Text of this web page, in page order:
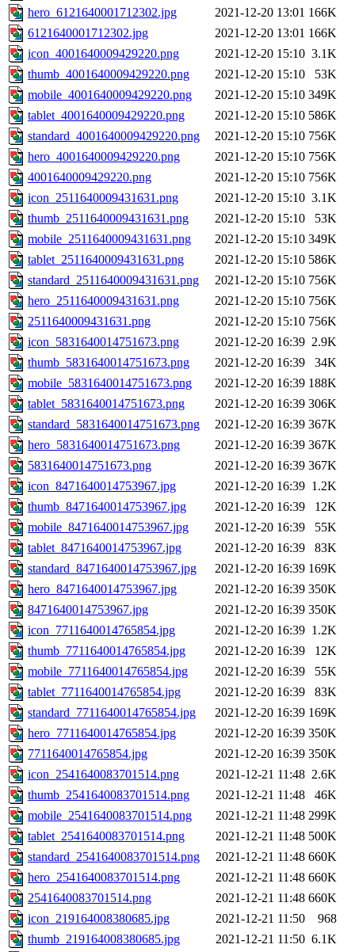
hero_6121640001712302.jpg
2021-12-20 13:01 166K
6121640001712302.jpg
2021-12-20 13:01 166K
icon_4001640009429220.png
2021-12-20 15:10 3.1K
thumb_4001640009429220.png
2021-12-20 15:10
53K
mobile_4001640009429220.png
2021-12-20 15:10 349K
tablet_4001640009429220.png
2021-12-20 15:10 586K
standard_4001640009429220.png
2021-12-20 15:10 756K
hero_4001640009429220.png
2021-12-20 15:10 756K
4001640009429220.png
2021-12-20 15:10 756K
icon_2511640009431631.png
2021-12-20 15:10 3.1K
thumb_2511640009431631.png
2021-12-20 15:10
53K
mobile_2511640009431631.png
2021-12-20 15:10 349K
tablet_2511640009431631.png
2021-12-20 15:10 586K
standard_2511640009431631.png
2021-12-20 15:10 756K
hero_2511640009431631.png
2021-12-20 15:10 756K
2511640009431631.png
2021-12-20 15:10 756K
icon_5831640014751673.png
2021-12-20 16:39 2.9K
thumb_5831640014751673.png
2021-12-20 16:39
34K
mobile_5831640014751673.png
2021-12-20 16:39 188K
tablet_5831640014751673.png
2021-12-20 16:39 306K
standard_5831640014751673.png
2021-12-20 16:39 367K
hero_5831640014751673.png
2021-12-20 16:39 367K
5831640014751673.png
2021-12-20 16:39 367K
icon_8471640014753967.jpg
2021-12-20 16:39 1.2K
thumb_8471640014753967.jpg
2021-12-20 16:39
12K
mobile_8471640014753967.jpg
2021-12-20 16:39
55K
tablet_8471640014753967.jpg
2021-12-20 16:39
83K
standard_8471640014753967.jpg
2021-12-20 16:39 169K
hero_8471640014753967.jpg
2021-12-20 16:39 350K
8471640014753967.jpg
2021-12-20 16:39 350K
icon_7711640014765854.jpg
2021-12-20 16:39 1.2K
thumb_7711640014765854.jpg
2021-12-20 16:39
12K
mobile_7711640014765854.jpg
2021-12-20 16:39
55K
tablet_7711640014765854.jpg
2021-12-20 16:39
83K
standard_7711640014765854.jpg
2021-12-20 16:39 169K
hero_7711640014765854.jpg
2021-12-20 16:39 350K
7711640014765854.jpg
2021-12-20 16:39 350K
icon_2541640083701514.png
2021-12-21 11:48 2.6K
thumb_2541640083701514.png
2021-12-21 11:48
46K
mobile_2541640083701514.png
2021-12-21 11:48 299K
tablet_2541640083701514.png
2021-12-21 11:48 500K
standard_2541640083701514.png
2021-12-21 11:48 660K
hero_2541640083701514.png
2021-12-21 11:48 660K
2541640083701514.png
2021-12-21 11:48 660K
icon_219164008380685.jpg
2021-12-21 11:50
968
thumb_219164008380685.jpg
2021-12-21 11:50 6.1K